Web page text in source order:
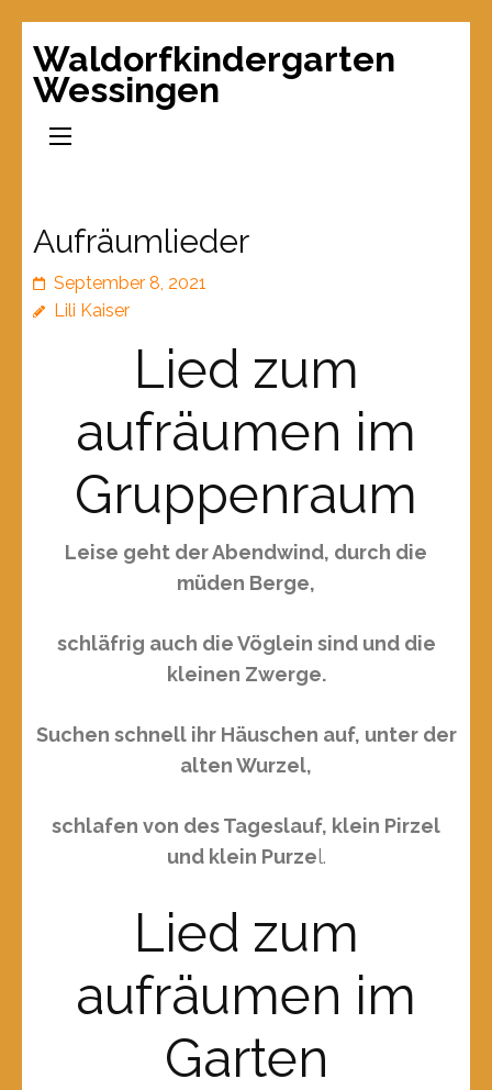
Waldorfkindergarten
Wessingen
Aufräumlieder
September 8, 2021
Lili Kaiser
Lied zum
aufräumen im
Gruppenraum
Leise geht der Abendwind, durch die
müden Berge,
schläfrig auch die Vöglein sind und die
kleinen Zwerge.
Suchen schnell ihr Häuschen auf, unter der
alten Wurzel,
schlafen von des Tageslauf, klein Pirzel
und klein Purzel.
Lied zum
aufräumen im
Garten